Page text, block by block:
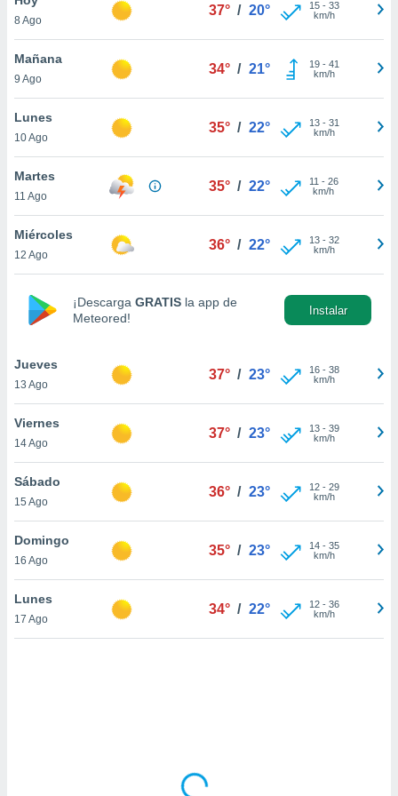
en
más
nuestra
de
aceptar
de
sitio
En
sean
el sitio
ni para
o
8 Ago
37° / 20° 15- 33
km/h
Mañana
9 Ago
34° / 21° 19- 41
km/h
Lunes
10 Ago
35° / 22° 13- 31
km/h
Martes
11 Ago
35° / 22° 11 - 26
km/h
Miércoles
12 Ago
36° / 22° 13- 32
km/h
¡Descarga GRATIS la app de
Meteored!
Instalar
Jueves
13 Ago
37° / 23° 16- 38
km/h
Viernes
14 Ago
37° / 23° 13- 39
km/h
Sábado
15 Ago
36° / 23° 12- 29
km/h
Domingo
16 Ago
35° / 23° 14- 35
km/h
Lunes
17 Ago
34° / 22° 12- 36
km/h